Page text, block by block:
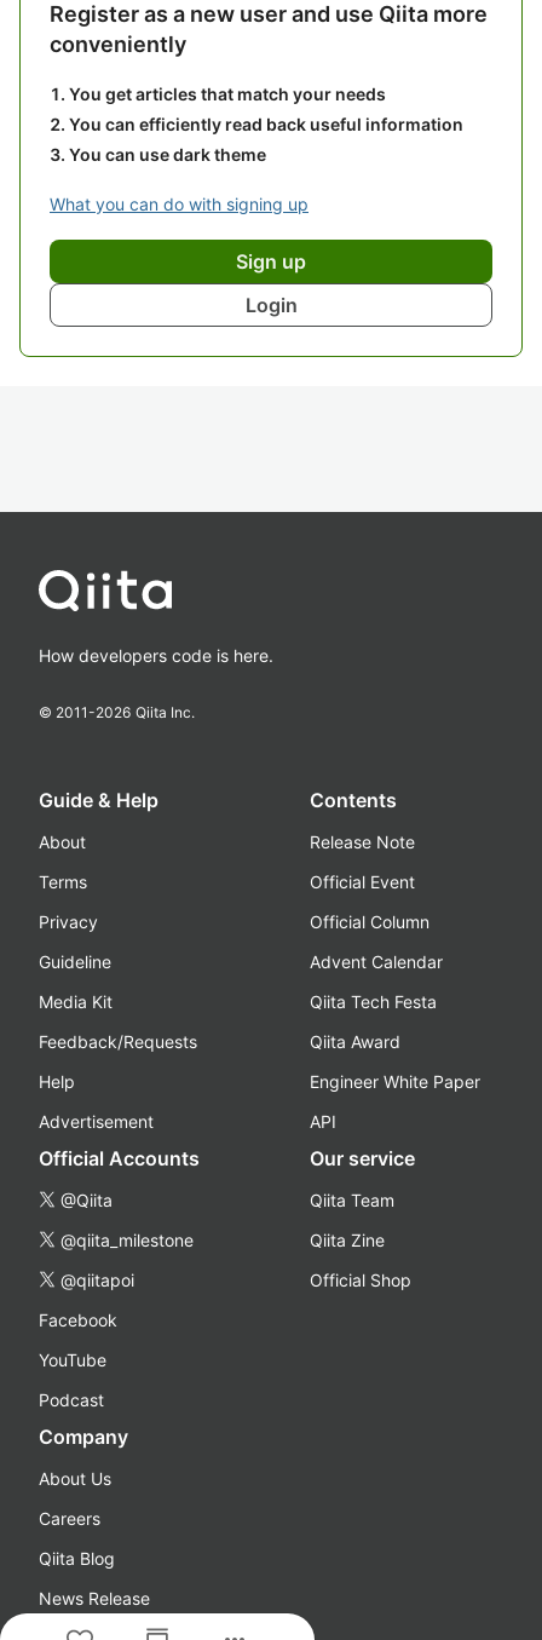
Register as a new user and use Qiita more
conveniently
You get articles that match your needs
You can efficiently read back useful information
You can use dark theme
What you can do with signing up
Sign up
Login
How developers code is here.
© 2011-2026 Qiita Inc.
Guide & Help
About
Terms
Privacy
Guideline
Media Kit
Feedback/Requests
Help
Advertisement
Contents
Release Note
Official Event
Official Column
Advent Calendar
Qiita Tech Festa
Qiita Award
Engineer White Paper
API
Official Accounts
@Qiita
@qiita_milestone
@qiitapoi
Facebook
YouTube
Podcast
Our service
Qiita Team
Qiita Zine
Official Shop
Company
About Us
Careers
Qiita Blog
News Release